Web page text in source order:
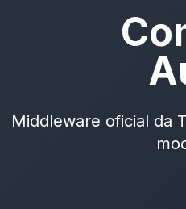
Middleware oficial da